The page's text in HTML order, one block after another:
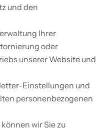
und den
Ihrer
oder
unserer Website und
Einstellungen und
personenbezogenen
wir Sie zu